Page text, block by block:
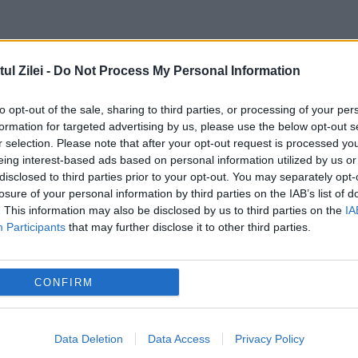
Zilei - Do Not Process My Personal Information
opt-out of the sale, sharing to third parties, or processing of your
for targeted advertising by us, please use the below opt-out
selection. Please note that after your opt-out request is processed
interest-based ads based on personal information utilized by us
to third parties prior to your opt-out. You may separately
of your personal information by third parties on the IAB’s list of
This information may also be disclosed by us to third parties on the
Participants that may further disclose it to other third parties.
CONFIRM
Data Deletion Data Access Privacy Policy
Europene. Eurostat a publicat un nou
dacă ați lucrat în mai multe state din UE.
acordare